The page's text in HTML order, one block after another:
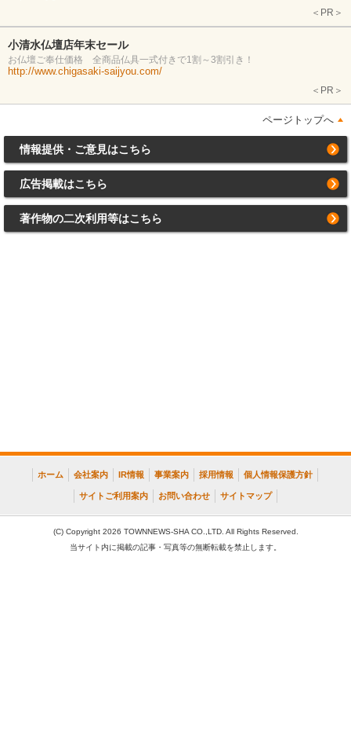
＜PR＞
小清水仏壇店年末セール
お仏壇ご奉仕価格 全商品仏具一式付きで1割～3割引き！
http://www.chigasaki-saijyou.com/
＜PR＞
ページトップへ
情報提供・ご意見はこちら
広告掲載はこちら
著作物の二次利用等はこちら
ホーム 会社案内 IR情報 事業案内 採用情報 個人情報保護方針
サイトご利用案内 お問い合わせ サイトマップ
(C) Copyright 2026 TOWNNEWS-SHA CO.,LTD. All Rights Reserved.
当サイト内に掲載の記事・写真等の無断転載を禁止します。